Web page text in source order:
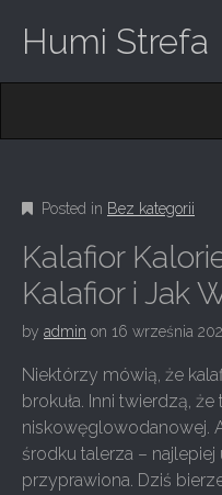
Humi Strefa
M
E
N
U
C
N
T
E
N
T
Posted in Bez kategorii
Kalafior
Kalafior i Jak
by admin on 16 września
Niektórzy mówią, że
brokuła. Inni twierdzą,
niskowęglowodanowej.
środku talerza –
przyprawiona. Dziś